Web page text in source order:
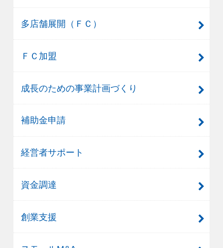
多店舗展開（ＦＣ）
ＦＣ加盟
成長のための事業計画づくり
補助金申請
経営者サポート
資金調達
創業支援